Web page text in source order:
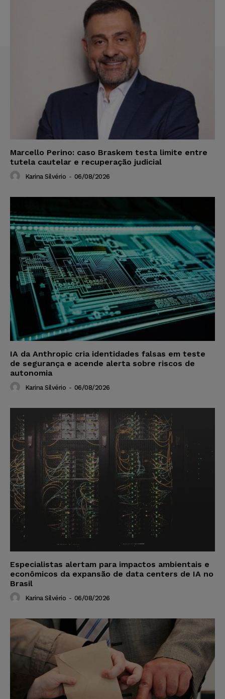
Marcello Perino: caso Braskem testa limite entre
tutela cautelar e recuperação judicial
Karina Silvério - 06/08/2026
IA da Anthropic cria identidades falsas em teste
de segurança e acende alerta sobre riscos de
autonomia
Karina Silvério - 06/08/2026
Especialistas alertam para impactos ambientais e
econômicos da expansão de data centers de IA no
Brasil
Karina Silvério - 06/08/2026